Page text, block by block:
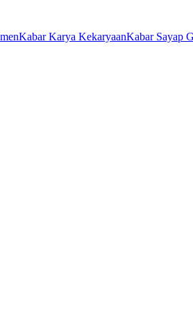
Kabar Karya KekaryaanKabar Sayap